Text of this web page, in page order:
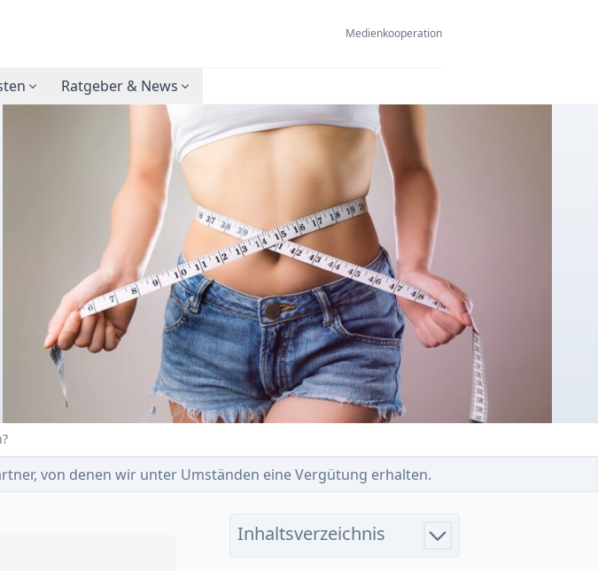
Medienkooperation
Ratgeber & News
von denen wir unter Umständen eine Vergütung erhalten.
Inhaltsverzeichnis